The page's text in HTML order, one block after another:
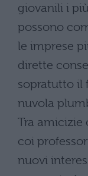
giovanili i
possono
le imprese
dirette
sopratutto il
nuvola
Tra amicizie
coi
nuovi